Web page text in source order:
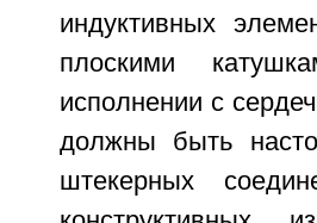
индуктивных
плоскими
исполнении с
должны быть
штекерных